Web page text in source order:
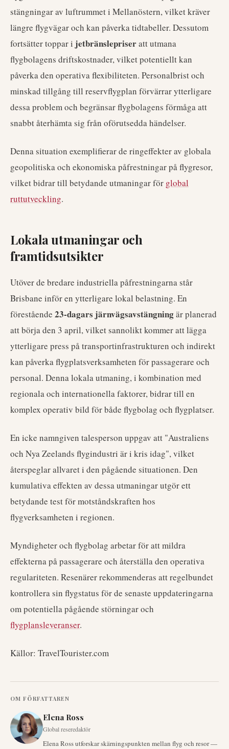
stängningar av luftrummet i Mellanöstern, vilket kräver
längre flygvägar och kan påverka tidtabeller. Dessutom
fortsätter toppar i jetbränslepriseratt utmana
flygbolagens driftskostnader, vilket potentiellt kan
påverka den operativa flexibiliteten. Personalbrist och
minskad tillgång till reservflygplan förvärrar ytterligare
dessa problem och begränsar flygbolagens förmåga att
snabbt återhämta sig från oförutsedda händelser.
Denna situation exemplifierar de ringeffekter av globala
geopolitiska och ekonomiska påfrestningar på flygresor,
vilket bidrar till betydande utmaningar för global
ruttutveckling.
Lokala utmaningar och
framtidsutsikter
Utöver de bredare industriella påfrestningarna står
Brisbane inför en ytterligare lokal belastning. En
förestående 23-dagars järnvägsavstängningär planerad
att börja den 3 april, vilket sannolikt kommer att lägga
ytterligare press på transportinfrastrukturen och indirekt
kan påverka flygplatsverksamheten för passagerare och
personal. Denna lokala utmaning, i kombination med
regionala och internationella faktorer, bidrar till en
komplex operativ bild för både flygbolag och flygplatser.
En icke namngiven talesperson uppgav att "Australiens
och Nya Zeelands flygindustri är i kris idag", vilket
återspeglar allvaret i den pågående situationen. Den
kumulativa effekten av dessa utmaningar utgör ett
betydande test för motståndskraften hos
flygverksamheten i regionen.
Myndigheter och flygbolag arbetar för att mildra
effekterna på passagerare och återställa den operativa
regulariteten. Resenärer rekommenderas att regelbundet
kontrollera sin flygstatus för de senaste uppdateringarna
om potentiella pågående störningar och
flygplansleveranser.
Källor: TravelTourister.com
OM FÖRFATTAREN
Elena Ross
Global reseredaktör
Elena Ross utforskar skärningspunkten mellan flyg och resor —